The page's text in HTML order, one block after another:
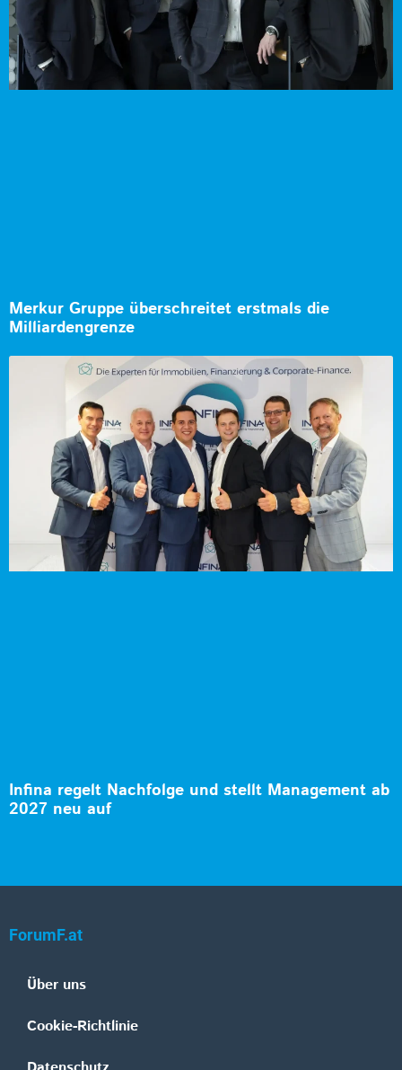
Merkur Gruppe überschreitet erstmals die
Milliardengrenze
Infina regelt Nachfolge und stellt Management ab
2027 neu auf
ForumF.at
Über uns
Cookie-Richtlinie